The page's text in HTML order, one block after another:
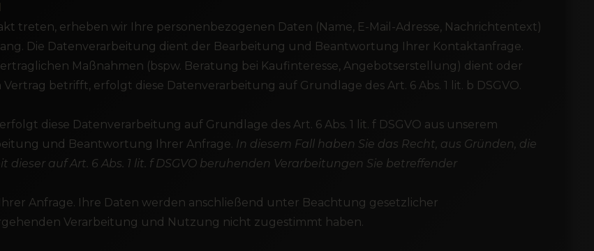
treten, erheben wir Ihre personenbezogenen Daten (Name, E-Mail-Adresse, Nachrichtentext)
Die Datenverarbeitung dient der Bearbeitung und Beantwortung Ihrer Kontaktanfrage.
Maßnahmen (bspw. Beratung bei Kaufinteresse, Angebotserstellung) dient oder
betrifft, erfolgt diese Datenverarbeitung auf Grundlage des Art. 6 Abs. 1 lit. b DSGVO.
diese Datenverarbeitung auf Grundlage des Art. 6 Abs. 1 lit. f DSGVO aus unserem
und Beantwortung Ihrer Anfrage. In diesem Fall haben Sie das Recht, aus Gründen, die
auf Art. 6 Abs. 1 lit. f DSGVO beruhenden Verarbeitungen Sie betreffender
Anfrage. Ihre Daten werden anschließend unter Beachtung gesetzlicher
Verarbeitung und Nutzung nicht zugestimmt haben.